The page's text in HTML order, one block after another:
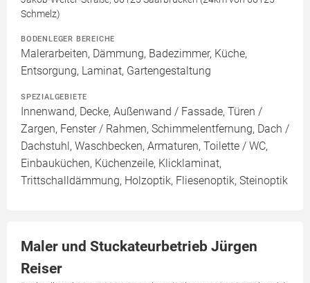
Schmelz)
BODENLEGER BEREICHE
Malerarbeiten, Dämmung, Badezimmer, Küche,
Entsorgung, Laminat, Gartengestaltung
SPEZIALGEBIETE
Innenwand, Decke, Außenwand / Fassade, Türen /
Zargen, Fenster / Rahmen, Schimmelentfernung, Dach /
Dachstuhl, Waschbecken, Armaturen, Toilette / WC,
Einbauküchen, Küchenzeile, Klicklaminat,
Trittschalldämmung, Holzoptik, Fliesenoptik, Steinoptik
Maler und Stuckateurbetrieb Jürgen
Reiser